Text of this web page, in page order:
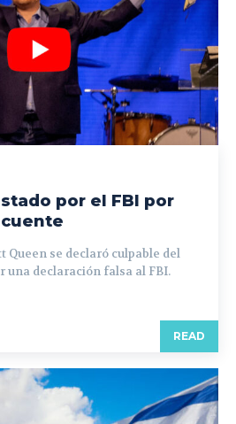
por el FBI por
Queen se declaró culpable del
una declaración falsa al FBI.
READ